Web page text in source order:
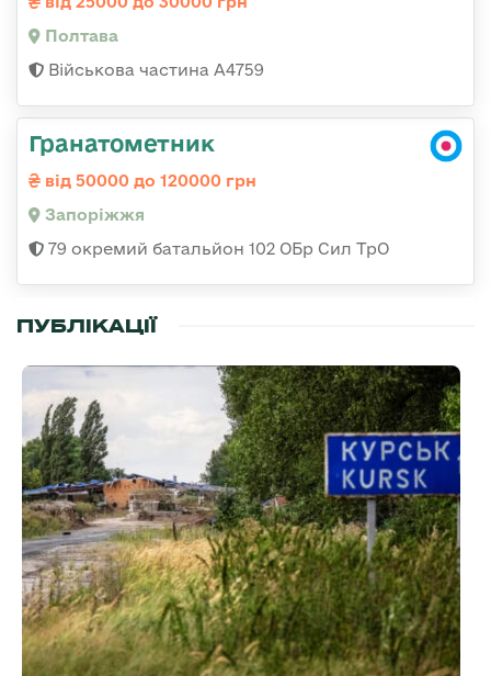
Полтава
Військова частина А4759
Гранатометник
від 50000 до 120000 грн
Запоріжжя
79 окремий батальйон 102 ОБр Сил ТрО
ПУБЛІКАЦІЇ